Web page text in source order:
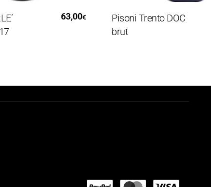
63,00€
Pisoni Trento DOC
brut